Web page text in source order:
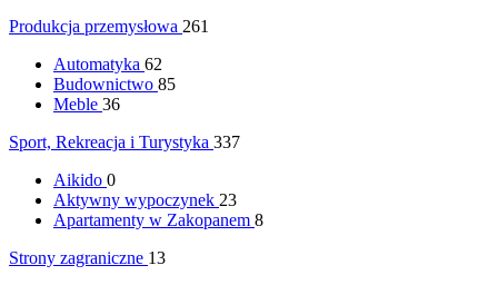
Produkcja przemysłowa 261
Automatyka 62
Budownictwo 85
Meble 36
Sport, Rekreacja i Turystyka 337
Aikido 0
Aktywny wypoczynek 23
Apartamenty w Zakopanem 8
Strony zagraniczne 13